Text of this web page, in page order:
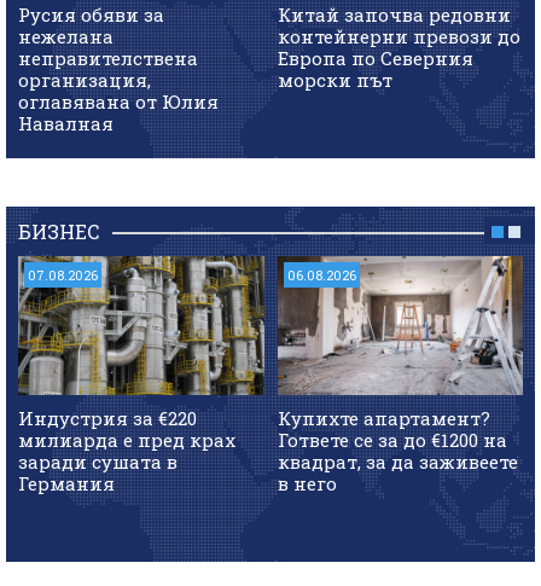
Русия обяви за
нежелана
неправителствена
организация,
оглавявана от Юлия
Навалная
Китай започва редовни
контейнерни превози до
Европа по Северния
морски път
БИЗНЕС
07.08.2026
Индустрия за €220
милиарда е пред крах
заради сушата в
Германия
06.08.2026
Купихте апартамент?
Гответе се за до €1200 на
квадрат, за да заживеете
в него